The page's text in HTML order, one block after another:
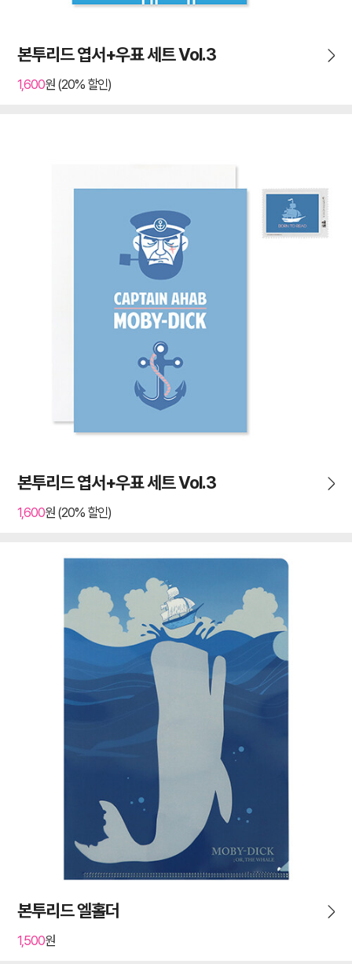
본투리드 엽서+우표 세트 Vol.3
1,600원 (20% 할인)
본투리드 엽서+우표 세트 Vol.3
1,600원 (20% 할인)
본투리드 엘홀더
1,500원